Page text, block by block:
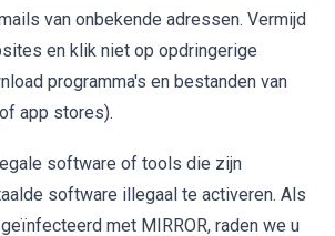
van onbekende adressen. Vermijd
en klik niet op opdringerige
programma's en bestanden van
app stores).
software of tools die zijn
software illegaal te activeren. Als
met MIRROR, raden we u